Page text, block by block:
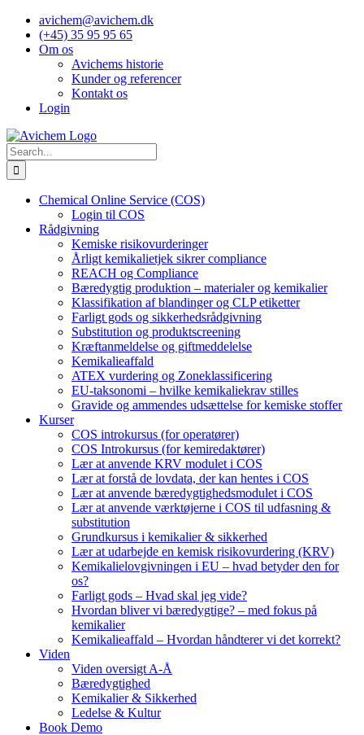
Skip
content
avichem@avichem.dk
(+45) 35 95 95 65
Om os
Avichems historie
Kunder og referencer
Kontakt os
Login
Search
for:
Chemical Online Service (COS)
Login til COS
Rådgivning
Kemiske risikovurderinger
Årligt kemikalietjek sikrer compliance
REACH og Compliance
Bæredygtig produktion – materialer og kemikalier
Klassifikation af blandinger og CLP etiketter
Farligt gods og sikkerhedsrådgivning
Substitution og produktscreening
Kræftanmeldelse og giftmeddelelse
Kemikalieaffald
ATEX vurdering og Zoneklassificering
EU-taksonomi – hvilke kemikaliekrav stilles
Gravide og ammendes udsættelse for kemiske stoffer
Kurser
COS introkursus (for operatører)
COS Introkursus (for kemiredaktører)
Lær at anvende KRV modulet i COS
Lær at forstå de lovdata, der kan hentes i COS
Lær at anvende bæredygtighedsmodulet i COS
Lær at anvende værktøjerne i COS til udfasning &
substitution
Grundkursus i kemikalier & sikkerhed
Lær at udarbejde en kemisk risikovurdering (KRV)
Kemikalielovgivningen i EU – hvad betyder den for
os?
Farligt gods – Hvad skal jeg vide?
Hvordan bliver vi bæredygtige? – med fokus på
kemikalier
Kemikalieaffald – Hvordan håndterer vi det korrekt?
Viden
Viden oversigt A-Å
Bæredygtighed
Kemikalier & Sikkerhed
Ledelse & Kultur
Book Demo